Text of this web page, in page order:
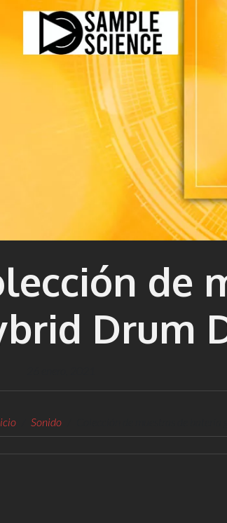
de
Drum
Sonido